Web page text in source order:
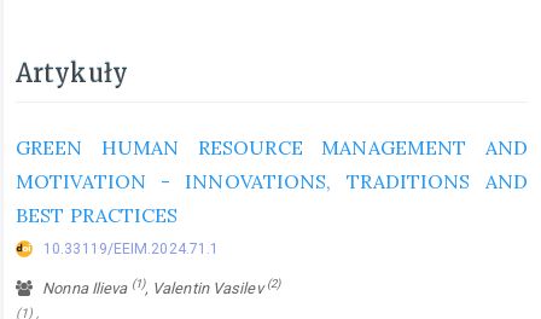
Artykuły
GREEN HUMAN RESOURCE MANAGEMENT AND
MOTIVATION - INNOVATIONS, TRADITIONS AND
BEST PRACTICES
10.33119/EEIM.2024.71.1
Nonna Ilieva (1), Valentin Vasilev(2)
(1) ,